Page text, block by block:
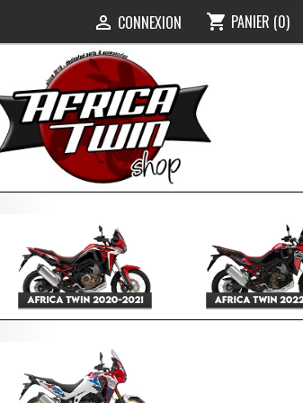
 CONNEXION shopping_cart PANIER (0)